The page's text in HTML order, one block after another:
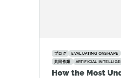
ブログ EVALUATING ONSHAPE
共同作業
ARTIFICIAL
How the Most